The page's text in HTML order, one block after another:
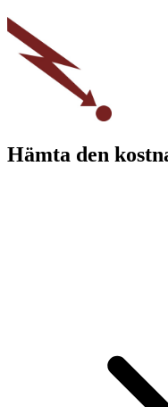
Hämta den